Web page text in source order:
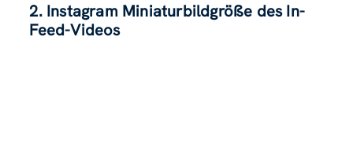
2. Instagram Miniaturbildgröße des In-
Feed-Videos